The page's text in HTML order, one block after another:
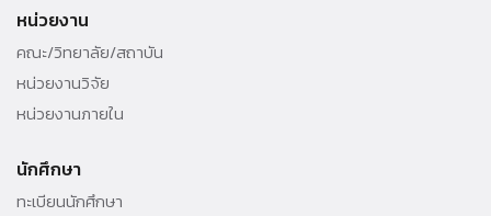
มหาวิทยาลัยธรรมศาสตร์ ศูนย์รังสิต
เลขที่ 99 หมู่ 18, ถ.พหลโยธิน ต.คลองหนึ่ง อ.คลองหลวง จ.ปทุมธานี,
12120
โทรศัพท์ 02-564-4441-79 ต่อ 6811 , 064 - 6401735
หน่วยงาน
คณะ/วิทยาลัย/สถาบัน
หน่วยงานวิจัย
หน่วยงานภายใน
นักศึกษา
ทะเบียนนักศึกษา